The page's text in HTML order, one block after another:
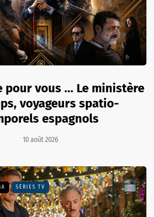
pour vous ... Le ministère
voyageurs spatio-
espagnols
10 août 2026
SÉRIES TV